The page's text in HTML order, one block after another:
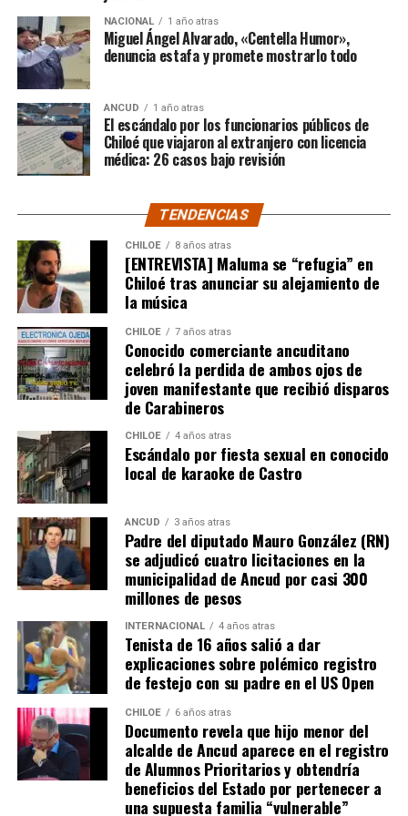
Santiago y que estaba afectando a la gente de
nuestra provincia. Afortunadamente un nuevo
dictamen de Contraloría General de la República
deja sin efecto esa resolución y va a permitir
nuevamente que todas las carpetas de saneamiento
de títulos de dominios sobre la propiedad particular,
vuelvan a seguir su tramitación y puedan obtener su
título de dominio”,expresó el Consejero Cárcamo.
Recordó que, en un caso puntual, un vecino de la
comuna de Castro, que tenía un expediente que cumplía
con todos los antecedentes técnicos, administrativos y
jurídicos, solo le faltaba la inscripción en el Conservador
de Bienes Raíces, pero su tramitación fue rechazada.
El Consejero Francisco Cárcamo insistió que el nuevo
dictamen de Contraloría es una buena noticia para
muchas familias que desde hace un tiempo venían
tramitando la regularización de sus sitios, aunque ahora
también tendrán que responder con algunos requisitos
como por ejemplo tener un periodo de ocupación de la
propiedad por más de 5 años.
“Efectivamente al interpretar el dictamen de
Contraloría, si bien es cierto, permite nuevamente
sanear sitios, sobre la propiedad particular en el
sector rural específicamente, viene con algunas
precisiones y van a ser más rigurosos en la
ocupación material, es decir, la persona que quiera
sanear tiene que tener un inmueble construido
sobre el sitio, tiene que estar cerrado, tiene que
estar conectado idealmente a los servicios básicos,
idealmente a agua potable, luz eléctrica y tener
dominio de ocupación material por más de 5 años,
como lo dice la Ley”,recalcó el consejero de la
provincia de Chiloé.
Cabe recordar que el consejero Francisco Cárcamo había
NACIONAL 1 año atras
Miguel Ángel Alvarado, «Centella Humor»,
denuncia estafa y promete mostrarlo todo
ANCUD 1 año atras
El escándalo por los funcionarios públicos de
Chiloé que viajaron al extranjero con licencia
médica: 26 casos bajo revisión
TENDENCIAS
CHILOE 8 años atras
[ENTREVISTA] Maluma se “refugia” en
Chiloé tras anunciar su alejamiento de
la música
CHILOE 7 años atras
Conocido comerciante ancuditano
celebró la perdida de ambos ojos de
joven manifestante que recibió disparos
de Carabineros
CHILOE 4 años atras
Escándalo por fiesta sexual en conocido
local de karaoke de Castro
ANCUD 3 años atras
Padre del diputado Mauro González (RN)
se adjudicó cuatro licitaciones en la
municipalidad de Ancud por casi 300
millones de pesos
INTERNACIONAL 4 años atras
Tenista de 16 años salió a dar
explicaciones sobre polémico registro
de festejo con su padre en el US Open
CHILOE 6 años atras
Documento revela que hijo menor del
alcalde de Ancud aparece en el registro
de Alumnos Prioritarios y obtendría
beneficios del Estado por pertenecer a
una supuesta familia “vulnerable”